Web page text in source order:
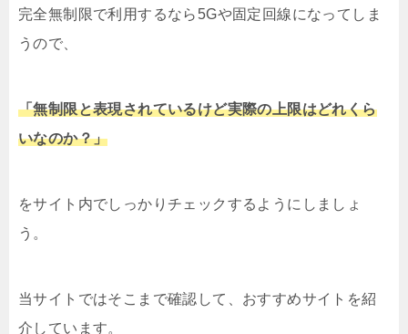
完全無制限で利用するなら5Gや固定回線になってしま
うので、
「無制限と表現されているけど実際の上限はどれくら
いなのか？」
をサイト内でしっかりチェックするようにしましょ
う。
当サイトではそこまで確認して、おすすめサイトを紹
介しています。